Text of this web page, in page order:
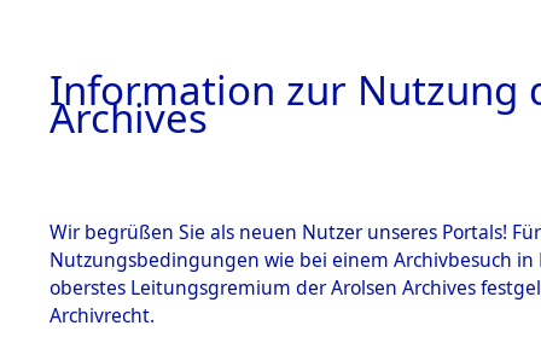
Information zur Nutzung
Archives
Wir begrüßen Sie als neuen Nutzer unseres Portals!
Nutzungsbedingungen wie bei einem Archivbesuch
oberstes Leitungsgremium der Arolsen Archives
Archivrecht.